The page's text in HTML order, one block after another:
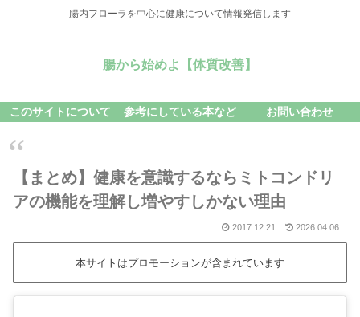
腸内フローラを中心に健康について情報発信します
腸から始めよ【体質改善】
このサイトについて 参考にしている本など お問い合わせ
【まとめ】健康を意識するならミトコンドリ
アの機能を理解し増やすしかない理由
2017.12.21 2026.04.06
本サイトはプロモーションが含まれています